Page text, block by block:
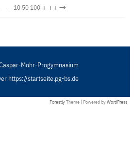
− 10 50100 + ++→
Mohr-Progymnasium
https://startseite.pg-bs.de
Forestly Theme | Powered by WordPress